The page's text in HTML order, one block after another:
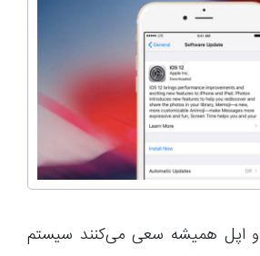
اپل همیشه سعی می‌کنند سیستم